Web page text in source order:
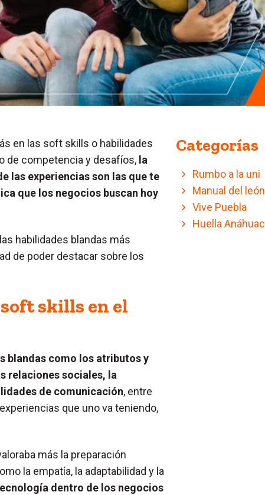
en las soft skills o habilidades
de competencia y desafíos,la
las experiencias son las que te
que los negocios buscan hoy
habilidades blandas más
de poder destacar sobre los
skills en el
blandas como los atributos y
relaciones sociales, la
de comunicación, entre
que uno va teniendo,
más la preparación
la empatía, la adaptabilidad y la
dentro de los negocios
Categorías
Rumbo a la uni
Manual del león
Vive Puebla
Huella Anáhuac